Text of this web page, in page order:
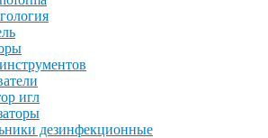
игл
дезинфекционные